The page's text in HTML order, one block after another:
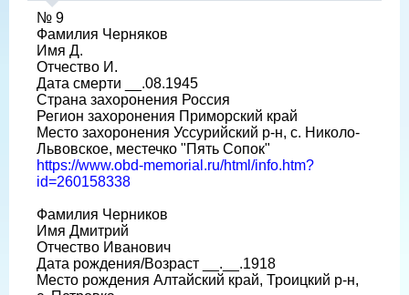
№ 9
Фамилия Черняков
Имя Д.
Отчество И.
Дата смерти __.08.1945
Страна захоронения Россия
Регион захоронения Приморский край
Место захоронения Уссурийский р-н, с. Николо-
Львовское, местечко "Пять Сопок"
https://www.obd-memorial.ru/html/info.htm?
id=260158338
Фамилия Черников
Имя Дмитрий
Отчество Иванович
Дата рождения/Возраст __.__.1918
Место рождения Алтайский край, Троицкий р-н,